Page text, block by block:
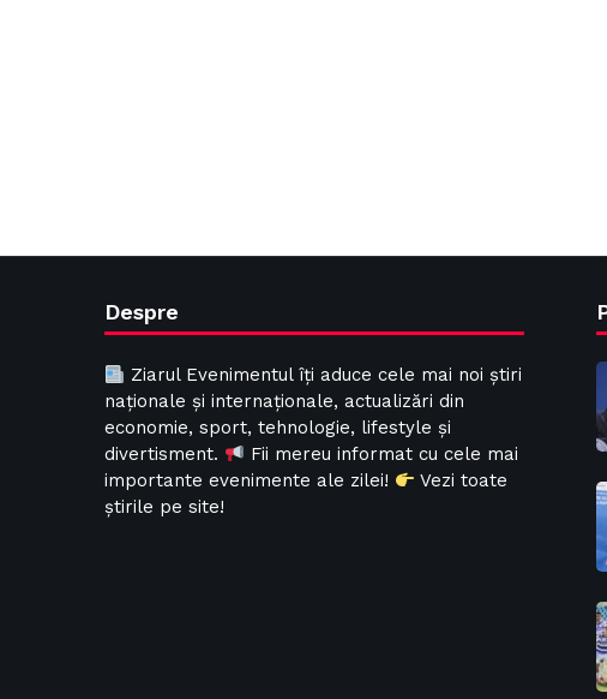
Despre
Ziarul Evenimentul îți aduce cele mai noi știri
naționale și internaționale, actualizări din
economie, sport, tehnologie, lifestyle și
divertisment.
Fii mereu informat cu cele mai
importante evenimente ale zilei!
Vezi toate
știrile pe site!